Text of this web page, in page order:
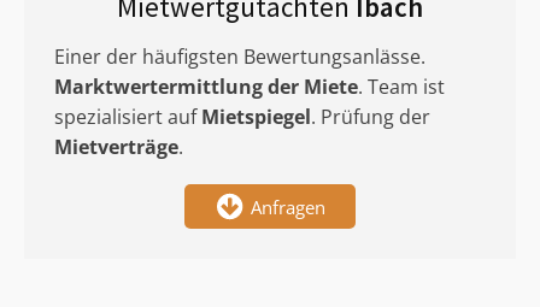
Einer der häufigsten Bewertungsanlässe.
Marktwertermittlungder Miete. Team ist
spezialisiert aufMietspiegel. Prüfung der
Mietverträge.
Anfragen